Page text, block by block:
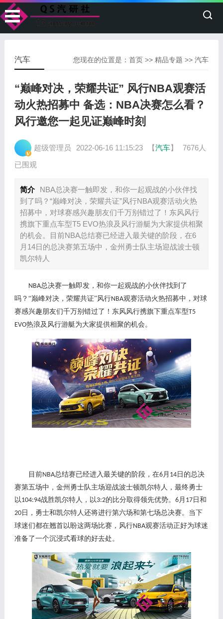
您现在的位置是：首页 >>精品专题 >>汽车
汽车
“巅峰对决，荣耀共证” 风行NBA观赛活
动火热招募中 备选：NBA决赛怎么看？
风行邀您一起见证巅峰时刻
超级管理员 2022-06-16 11:15:23 【汽车】
7676人
已围观
简介
NBA总决赛一触即发，和你一起观战的小伙伴找
到了吗？“巅峰对决，荣耀共证”风行NBA观赛活动火热
招募中，对球赛感兴趣朋友们千万别错过了！东风风行
携旗下重点车型T5 EVO热浪及风行游艇为大家提供相聚
的机会。目前NBA总结赛已经进入最关键的阶段，在6
月14日的总决赛第五场中，金州勇士队主场迎战波士顿
凯尔特人
NBA总决赛一触即发，和你一起观战的小伙伴找到了
吗？“巅峰对决，荣耀共证”风行NBA观赛活动火热招募中，对球
赛感兴趣朋友们千万别错过了！东风风行携旗下重点车型T5
EVO热浪及风行游艇为大家提供相聚的机会。
目前NBA总结赛已经进入最关键的阶段，在6月 14日的总决
赛第五场中，金州勇士队主场迎战波士顿凯尔特人，最终勇士
以104:94战胜凯尔特人，以3:2的比分取得领先优势。 6月 17日和
20日，勇士和凯尔特人还将进行第六场和第七场总决赛。当下
球迷们都在翘首以盼这两场比赛，风行NBA观赛活动正好为球迷
准备了一个沉浸式看球的好去处。